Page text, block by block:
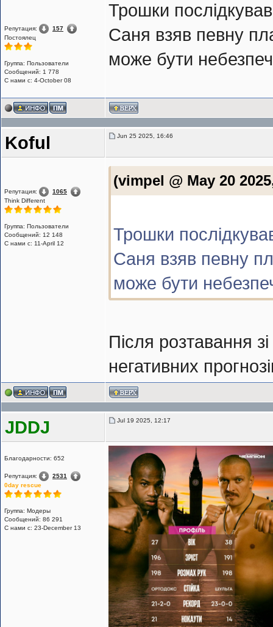
Репутация:
157
Постоялец
Группа: Пользователи
Сообщений: 1 778
С нами с: 4-October 08
Трошки
Саня взяв певну
може бути
Koful Jun 25 2025, 16:46
Репутация:
1065
Think Different
Группа: Пользователи
Сообщений: 12 148
С нами с: 11-April 12
(vimpel @ May 20
Трошки
Саня взяв певну
може бути
Після розтавання
негативних
JDDJ Jul 19 2025, 12:17
Благодарности: 652
Репутация:
2531
0day rescue
Группа: Модеры
Сообщений: 86 291
С нами с: 23-December 13